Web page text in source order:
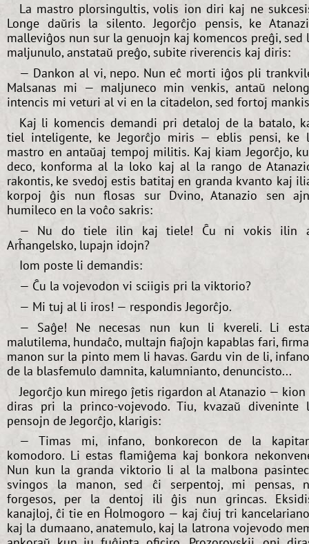
La mastro plorsingultis, volis ion diri kaj ne
Longe daŭris la silento. Jegorĉjo pensis, ke
malleviĝos nun sur la genuojn kaj komencos preĝi, sed
maljunulo, anstataŭ preĝo, subite riverencis kaj diris:
— Dankon al vi, nepo. Nun eĉ morti iĝos pli
Malsanas mi — maljuneco min venkis, antaŭ
intencis mi veturi al vi en la citadelon, sed fortoj
Kaj li komencis demandi pri detaloj de la batalo,
tiel inteligente, ke Jegorĉjo miris — eblis pensi, ke
mastro en antaŭaj tempoj militis. Kaj kiam Jegorĉjo,
deco, konforma al la loko kaj al la rango de
rakontis, ke svedoj estis batitaj en granda kvanto kaj
korpoj ĝis nun flosas sur Dvino, Atanazio sen
humileco en la voĉo sakris:
— Nu do tiele ilin kaj tiele! Ĉu ni vokis ilin
Arĥangelsko, lupajn idojn?
Iom poste li demandis:
— Ĉu la vojevodon vi sciigis pri la viktorio?
— Mi tuj al li iros! — respondis Jegorĉjo.
— Saĝe! Ne necesas nun kun li kvereli. Li
malutilema, hundaĉo, multajn fiaĵojn kapablas fari,
manon sur la pinto mem li havas. Gardu vin de li,
de la blasfemulo damnita, kalumnianto, denuncisto...
Jegorĉjo kun mirego ĵetis rigardon al Atanazio —
diras pri la princo-vojevodo. Tiu, kvazaŭ diveninte
pensojn de Jegorĉjo, klarigis:
— Timas mi, infano, bonkorecon de la
komodoro. Li estas flamiĝema kaj bonkora
Nun kun la granda viktorio li al la malbona
svingos la manon, sed ĉi serpentoj, mi pensas,
forgesos, per la dentoj ili ĝis nun grincas.
kanajloj, ĉi tie en Ĥolmogoro — kaj ĉiuj tri
kaj la dumaano, anatemulo, kaj la latrona vojevodo